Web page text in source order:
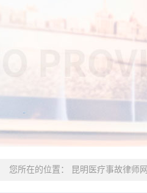
您所在的位置： 昆明医疗事故律师网